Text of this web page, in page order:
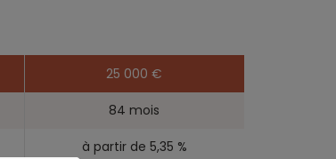
25 000 €
84 mois
à partir de 5,35 %